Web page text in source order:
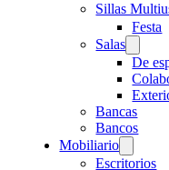
Sillas
Festa
Salas
De
Bancas
Bancos
Mobiliario
Escritorios